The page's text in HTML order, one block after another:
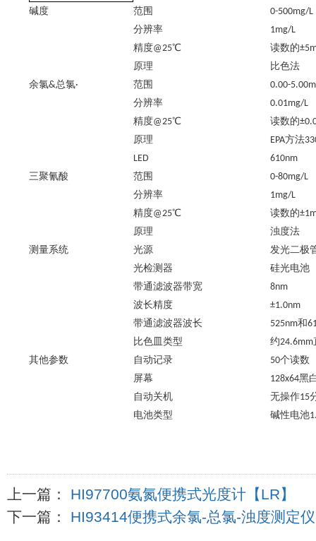
碱度
范围 0-500mg/L
分辨率
1mg/L
精度@25℃ 读数的
原理
比色法
余氯&总氯· 范围
0.00-
分辨率
0.01mg/L
精度@25℃ 读数的
原理
EPA方法
LED
610nm
三聚氰酸
范围
0-80mg/L
分辨率
1mg/L
精度@25℃ 读数的
原理
浊度法
测量系统
光源
发光二极
光检测器
硅光电池
带通滤波器带宽
8nm
波长精度
±1.0nm
带通滤波器波长
525nm和
比色皿类型
约24.6mm
其他参数
自动记录 50个读数
屏幕
128x64黑
自动关机
无操作15
电池类型
碱性电池
上一篇： HI97700氨氮便携式光度计【LR】
下一篇： HI93414便携式余氯-总氯-浊度测定